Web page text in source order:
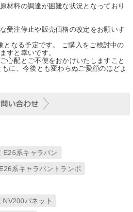
材料の調達が困難な状況となっており
受注停止や販売価格の改定をお願いす
なる予定です。 ご購入をご検討中の
すと幸いです。
心配とご不便をおかけいたしますこと
に、今後とも変わらぬご愛顧のほどよ
E26系キャラバン
系キャラバントランポ
NV200バネット